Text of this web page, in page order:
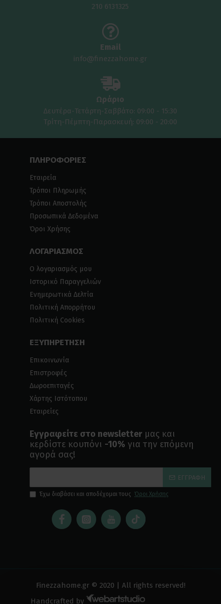
210 6131325
Email
info@finezzahome.gr
Ωράριο
Δευτέρα-Τετάρτη-Σαββάτο: 09:00 - 15:30
Τρίτη-Πέμπτη-Παρασκευή: 09:00 - 20:00
ΠΛΗΡΟΦΟΡΙΕΣ
Εταιρεία
Τρόποι Πληρωμής
Τρόποι Αποστολής
Προσωπικά Δεδομένα
Όροι Χρήσης
ΛΟΓΑΡΙΑΣΜΟΣ
Ο λογαριασμός μου
Ιστορικό Παραγγελιών
Ενημερωτικά Δελτία
Πολιτική Απορρήτου
Πολιτική Cookies
ΕΞΥΠΗΡΕΤΗΣΗ
Επικοινωνία
Επιστροφές
Δωροεπιταγές
Χάρτης Ιστότοπου
Εταιρείες
Εγγραφείτε στο newsletter μας και
κερδίστε κουπόνι -10% για την επόμενη
αγορά σας!
ΕΓΓΡΑΦΉ
Έχω διαβάσει και αποδέχομαι τους Όροι Χρήσης
Finezzahome.gr © 2020 | All rights reserved!
Handcrafted by